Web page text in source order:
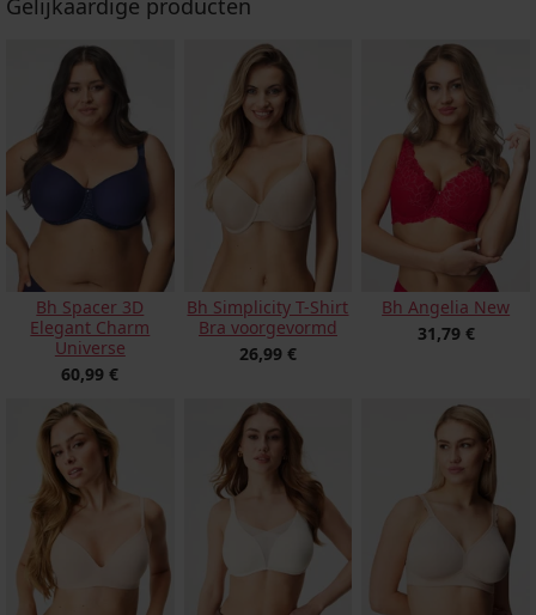
Gelijkaardige producten
Bh Spacer 3D
Elegant Charm
Universe
60,99 €
Bh Simplicity T-Shirt
Bra voorgevormd
26,99 €
Bh Angelia New
31,79 €